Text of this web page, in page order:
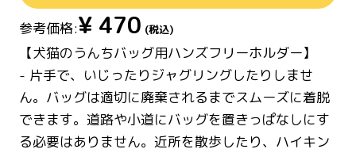
参考価格:¥ 470 (税込)
【犬猫のうんちバッグ用ハンズフリーホルダー】
- 片手で、いじったりジャグリングしたりしませ
ん。バッグは適切に廃棄されるまでスムーズに着脱
できます。道路や小道にバッグを置きっぱなしにす
る必要はありません。近所を散歩したり、ハイキン